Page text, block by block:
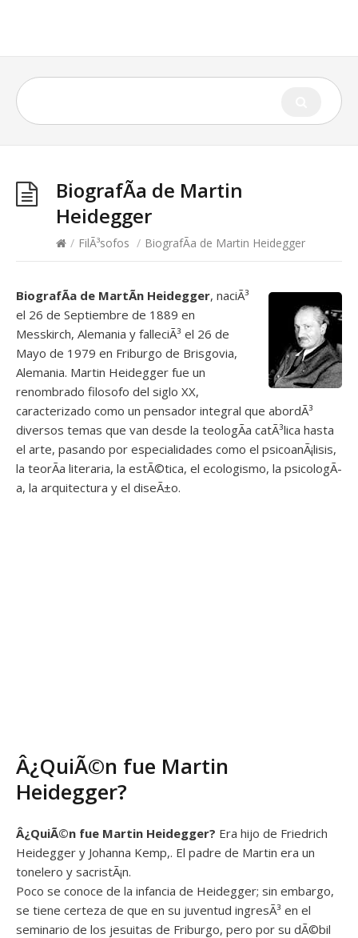
BiografÃ­a de Martin
Heidegger
/ FilÃ³sofos / BiografÃ­a de Martin Heidegger
BiografÃ­a de MartÃ­n Heidegger, naciÃ³
el 26 de Septiembre de 1889 en
Messkirch, Alemania y falleciÃ³ el 26 de
Mayo de 1979 en Friburgo de Brisgovia,
Alemania. Martin Heidegger fue un
renombrado filosofo del siglo XX,
caracterizado como un pensador integral que abordÃ³
diversos temas que van desde la teologÃ­a catÃ³lica hasta
el arte, pasando por especialidades como el psicoanÃ¡lisis,
la teorÃ­a literaria, la estÃ©tica, el ecologismo, la psicologÃ­
a, la arquitectura y el diseÃ±o.
Â¿QuiÃ©n fue Martin
Heidegger?
Â¿QuiÃ©n fue Martin Heidegger? Era hijo de Friedrich
Heidegger y Johanna Kemp,. El padre de Martin era un
tonelero y sacristÃ¡n.
Poco se conoce de la infancia de Heidegger; sin embargo,
se tiene certeza de que en su juventud ingresÃ³ en el
seminario de los jesuitas de Friburgo, pero por su dÃ©bil